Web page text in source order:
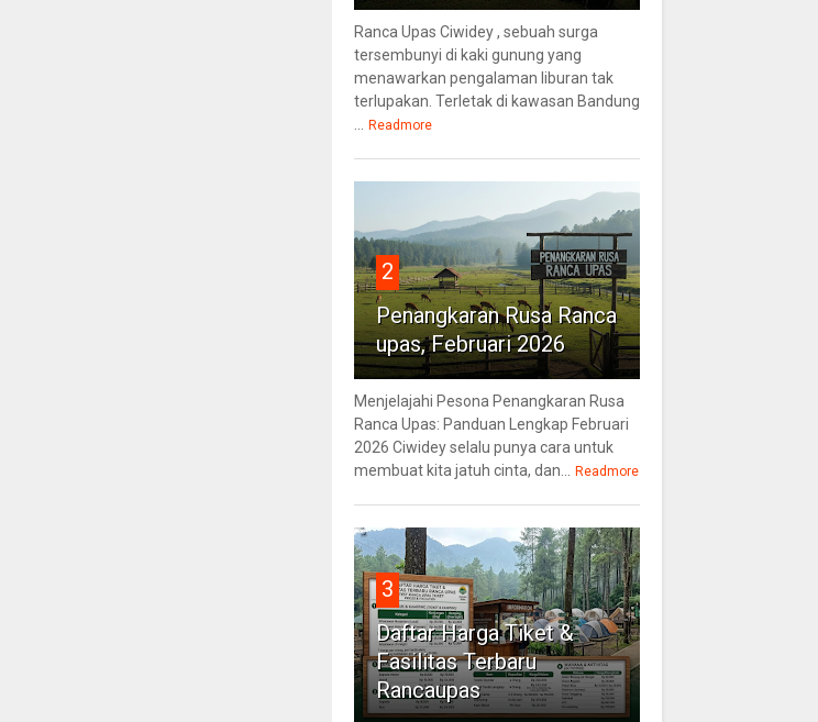
Ranca Upas Ciwidey , sebuah surga
tersembunyi di kaki gunung yang
menawarkan pengalaman liburan tak
terlupakan. Terletak di kawasan Bandung
Readmore
2
Penangkaran Rusa Ranca
upas, Februari 2026
Menjelajahi Pesona Penangkaran Rusa
Ranca Upas: Panduan Lengkap Februari
2026 Ciwidey selalu punya cara untuk
membuat kita jatuh cinta, dan...
Readmore
3
Daftar Harga Tiket &
Fasilitas Terbaru
Rancaupas